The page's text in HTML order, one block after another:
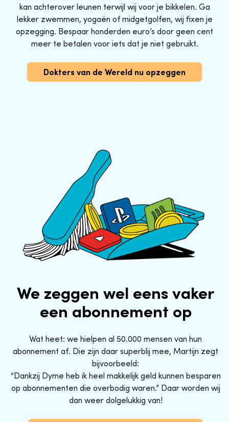
kan achterover leunen terwijl wij voor je bikkelen. Ga
lekker zwemmen, yogaën of midgetgolfen, wij fixen je
opzegging. Bespaar honderden euro’s door geen cent
meer te betalen voor iets dat je niet gebruikt.
Dokters van de Wereld nu opzeggen
We zeggen wel eens vaker
een abonnement op
Wat heet: we hielpen al 50.000 mensen van hun
abonnement af. Die zijn daar superblij mee, Martijn zegt
bijvoorbeeld:
“Dankzij Dyme heb ik heel makkelijk geld kunnen besparen
op abonnementen die overbodig waren.” Daar worden wij
dan weer dolgelukkig van!